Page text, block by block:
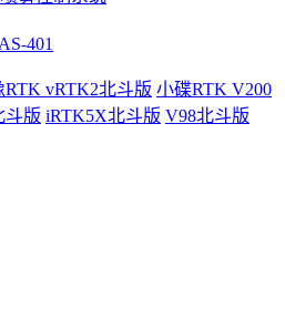
AS-401
RTK vRTK2北斗版 小碟RTK V200
斗版 iRTK5X北斗版 V98北斗版